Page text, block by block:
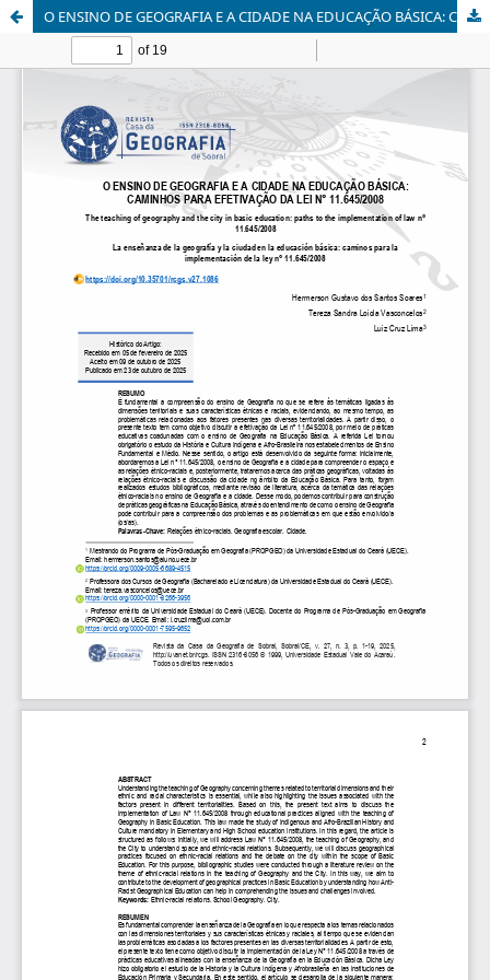
O ENSINO DE GEOGRAFIA E A CIDADE NA EDUCAÇÃO BÁSICA: CAMINHOS PARA EFETIVAÇÃO DA LEI N° 11.645/2008